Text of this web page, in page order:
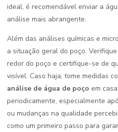
ideal, é recomendável enviar a
análise mais abrangente.
Além das análises químicas e
a situação geral do poço.
redor do poço e certifique-se de
visível. Caso haja, tome medidas
análise de água de poço em
periodicamente, especialmente
ou mudanças na qualidade
como um primeiro passo para